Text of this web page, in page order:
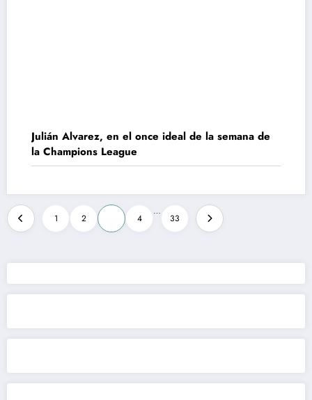
Julián Alvarez, en el once ideal de la semana de
la Champions League
Paginación
de
entradas
1 2 4
…
33